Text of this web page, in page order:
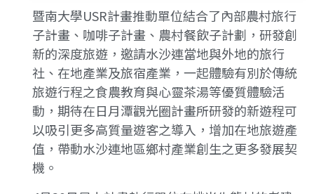
暨南大學USR計畫推動單位結合了內部農村旅行
子計畫、咖啡子計畫、農村餐飲子計劃，研發創
新的深度旅遊，邀請水沙連當地與外地的旅行
社、在地產業及旅宿產業，一起體驗有別於傳統
旅遊行程之食農教育與心靈茶湯等優質體驗活
動，期待在日月潭觀光圈計畫所研發的新遊程可
以吸引更多高質量遊客之導入，增加在地旅遊產
值，帶動水沙連地區鄉村產業創生之更多發展契
機。